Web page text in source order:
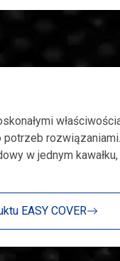
w jednym
EASY COVER